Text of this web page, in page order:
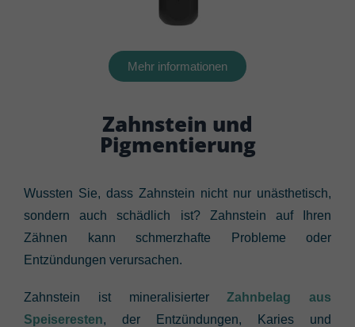
Mehr informationen
Zahnstein und
Pigmentierung
Wussten Sie, dass Zahnstein nicht nur unästhetisch,
sondern auch schädlich ist? Zahnstein auf Ihren
Zähnen kann schmerzhafte Probleme oder
Entzündungen verursachen.
Zahnstein ist mineralisierter
Zahnbelag aus
Speiseresten, der Entzündungen, Karies und